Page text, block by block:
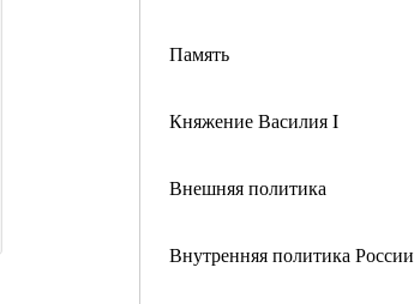
Память
Княжение Василия I
Внешняя политика
Внутренняя политика России